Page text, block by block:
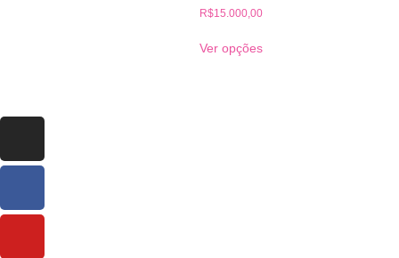
R$15.000,00
Ver opções